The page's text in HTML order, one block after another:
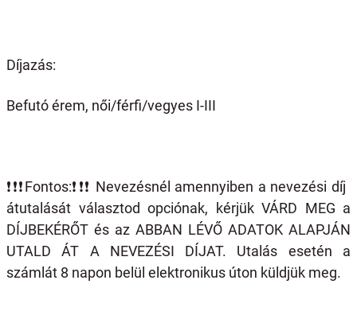
Díjazás:
Befutó érem, női/férfi/vegyes I-III
❗️❗️❗️Fontos:❗️❗️❗️ Nevezésnél amennyiben a nevezési díj
átutalását választod opciónak, kérjük VÁRD MEG a
DÍJBEKÉRŐT és az ABBAN LÉVŐ ADATOK ALAPJÁN
UTALD ÁT A NEVEZÉSI DÍJAT. Utalás esetén a
számlát 8 napon belül elektronikus úton küldjük meg.